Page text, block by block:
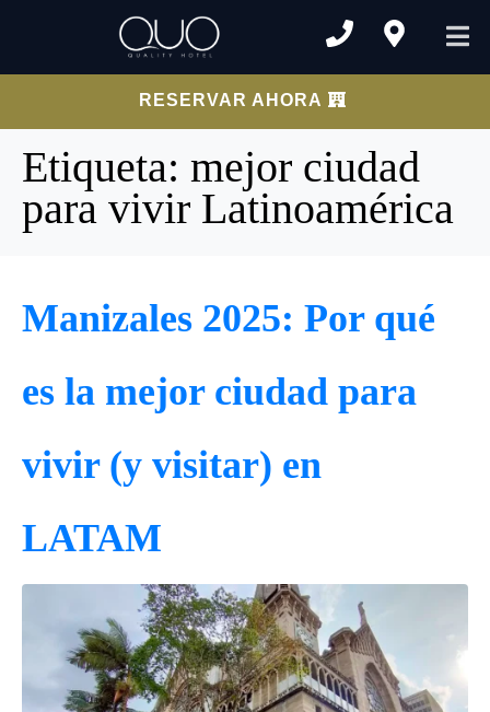
RESERVAR AHORA
Etiqueta: mejor ciudad
para vivir Latinoamérica
Manizales 2025: Por qué
es la mejor ciudad para
vivir (y visitar) en
LATAM